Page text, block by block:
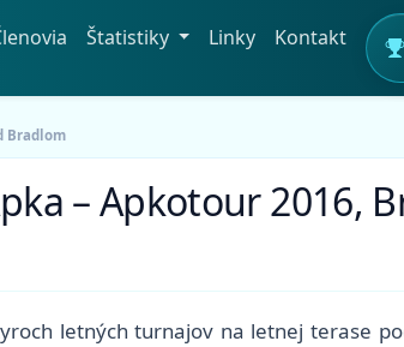
Štatistiky Linky Kontakt
Bradlom
– Apkotour 2016,
letných turnajov na letnej terase